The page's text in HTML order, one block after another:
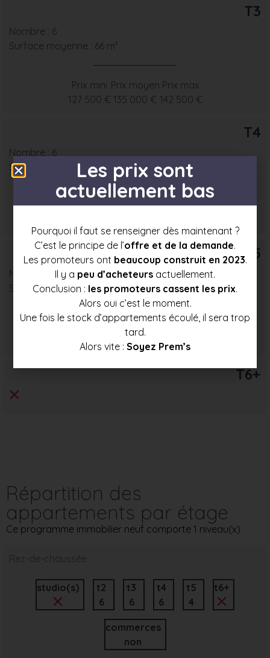
T3
Nombre : 6
Surface moyenne : 66 m²
Prix mini
127 500 €
Prix moyen
135 000 €
Prix max
142 500 €
T4
Nombre : 6
Surface moyenne : 80 m²
Prix mini Prix moyen Prix max
T5
Nombre : 4
Surface moyenne : 94 m²
160 000 €
Prix moyen
169 500 € 179 000 €
T6+
Répartition des
appartements par étage
Ce programme immobilier neuf comporte 1 niveau(x)
Rez-de-chaussée
studio(s)
t2
6
t3
6
t4
6
t5
4
t6+
commerces
non
Les prix sont
actuellement bas
Pourquoi il faut se renseigner dès maintenant ?
C’est le principe de l’offre et de la demande.
Les promoteurs ont beaucoup construit en 2023.
Il y a peu d’acheteurs actuellement.
Conclusion : les promoteurs cassent les prix.
Alors oui c’est le moment.
Une fois le stock d’appartements écoulé, il sera trop
tard.
Alors vite : Soyez Prem’s